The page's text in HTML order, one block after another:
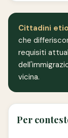
Cittadini
che
requisiti
vicina.
Per